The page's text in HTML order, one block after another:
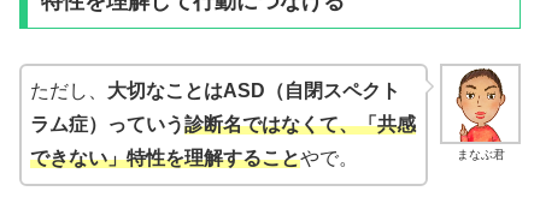
まなぶ君
ただし、 大切なことはASD（自閉スペクト
ラム症）っていう診断名ではなくて、「共感
できない」特性を理解することやで。